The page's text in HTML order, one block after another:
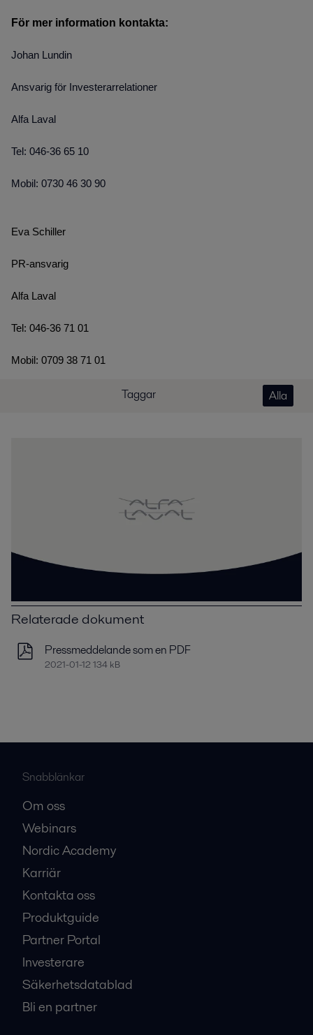
För mer information kontakta:
Johan Lundin
Ansvarig för Investerarrelationer
Alfa Laval
Tel: 046-36 65 10
Mobil: 0730 46 30 90
Eva Schiller
PR-ansvarig
Alfa Laval
Tel: 046-36 71 01
Mobil: 0709 38 71 01
Taggar Alla
Relaterade dokument
Pressmeddelande som en PDF
2021-01-12 134 kB
Snabblänkar
Om oss
Webinars
Nordic Academy
Karriär
Kontakta oss
Produktguide
Partner Portal
Investerare
Säkerhetsdatablad
Bli en partner